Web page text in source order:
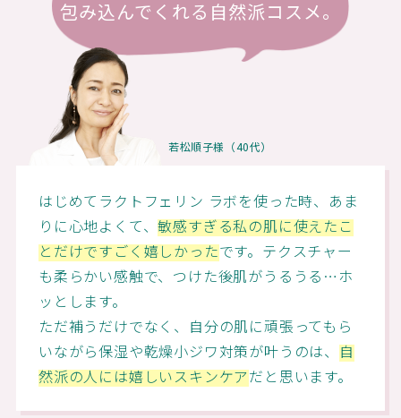
包み込んでくれる自然派コスメ。
若松順子様（40代）
はじめてラクトフェリン ラボを使った時、あま
りに心地よくて、敏感すぎる私の肌に使えたこ
とだけですごく嬉しかったです。テクスチャー
も柔らかい感触で、つけた後肌がうるうる…ホ
ッとします。
ただ補うだけでなく、自分の肌に頑張ってもら
いながら保湿や乾燥小ジワ対策が叶うのは、 自
然派の人には嬉しいスキンケアだと思います。